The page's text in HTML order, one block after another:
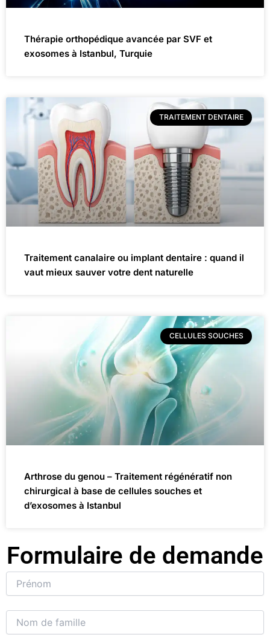
Thérapie orthopédique avancée par SVF et
exosomes à Istanbul, Turquie
TRAITEMENT DENTAIRE
Traitement canalaire ou implant dentaire : quand il
vaut mieux sauver votre dent naturelle
CELLULES SOUCHES
Arthrose du genou – Traitement régénératif non
chirurgical à base de cellules souches et
d’exosomes à Istanbul
Formulaire de demande